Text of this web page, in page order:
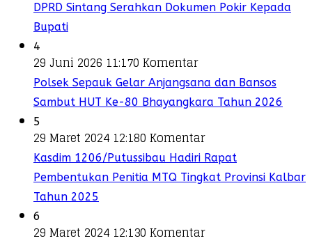
DPRD Sintang Serahkan Dokumen Pokir Kepada
Bupati
4
29 Juni 2026 11:170 Komentar
Polsek Sepauk Gelar Anjangsana dan Bansos
Sambut HUT Ke-80 Bhayangkara Tahun 2026
5
29 Maret 2024 12:180 Komentar
Kasdim 1206/Putussibau Hadiri Rapat
Pembentukan Penitia MTQ Tingkat Provinsi Kalbar
Tahun 2025
6
29 Maret 2024 12:130 Komentar